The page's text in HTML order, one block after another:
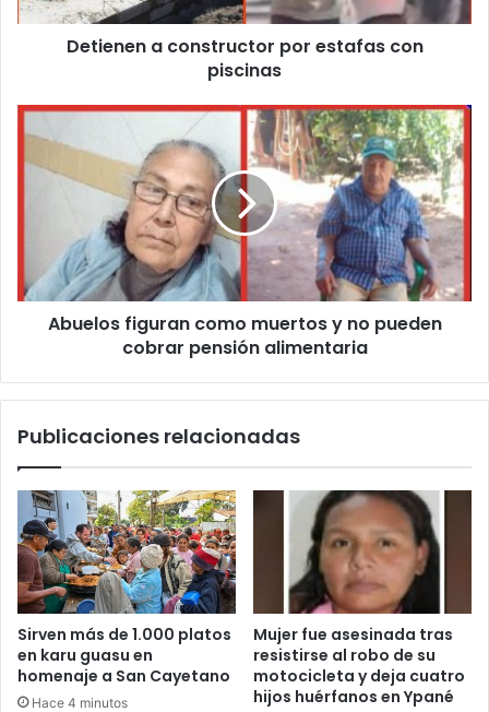
Detienen a constructor por estafas con
piscinas
Abuelos figuran como muertos y no pueden
cobrar pensión alimentaria
Publicaciones relacionadas
Sirven más de 1.000 platos
en karu guasu en
homenaje a San Cayetano
Hace 4 minutos
Mujer fue asesinada tras
resistirse al robo de su
motocicleta y deja cuatro
hijos huérfanos en Ypané